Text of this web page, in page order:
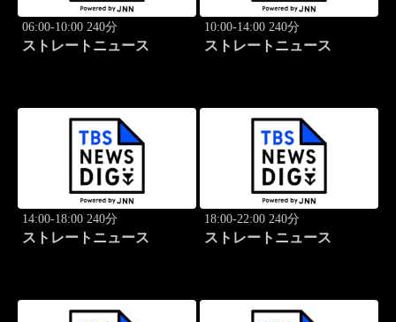
06:00-10:00 240分
ストレートニュース
10:00-14:00 240分
ストレートニュース
14:00-18:00 240分
ストレートニュース
18:00-22:00 240分
ストレートニュース